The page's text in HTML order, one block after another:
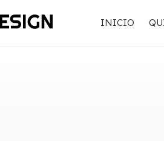
INICIO